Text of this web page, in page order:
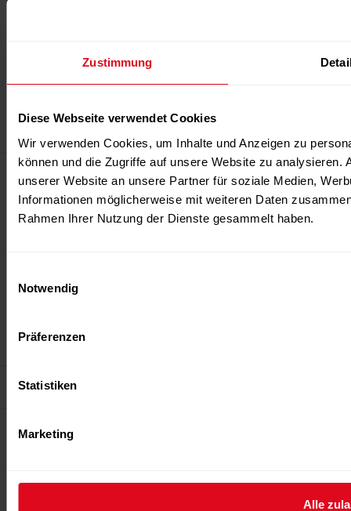
Zustimmung
Diese Webseite verwendet Cookies
Wir verwenden Cookies, um Inhalte und Anzeigen zu
können und die Zugriffe auf unsere Website zu
unserer Website an unsere Partner für soziale Medien,
Informationen möglicherweise mit weiteren Daten
Rahmen Ihrer Nutzung der Dienste gesammelt haben.
Notwendig
Präferenzen
Statistiken
Marketing
Alle
Albisriederstrasse 226
Über uns
Kontakt
Verbinden Sie sich mit uns
DatenschutzImpressum